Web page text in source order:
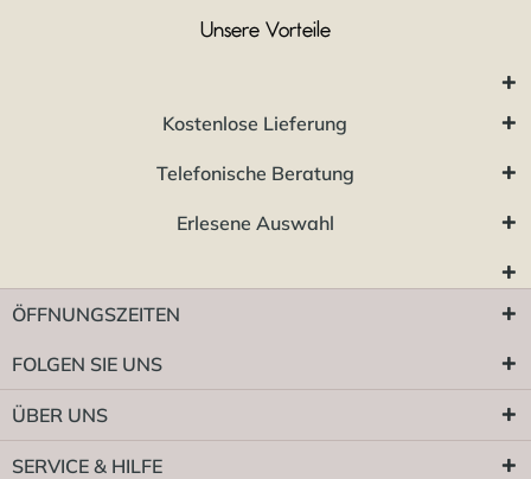
Unsere Vorteile
Kostenlose Lieferung
Telefonische Beratung
Erlesene Auswahl
ÖFFNUNGSZEITEN
FOLGEN SIE UNS
ÜBER UNS
SERVICE & HILFE